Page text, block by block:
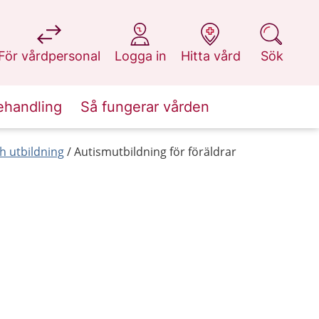
vårdpersonal
på 1177.se
Logga in
på 1177.se
Hitta vård
på 1177.se
Sök
på 1177.se
Så fungerar vården
utbildning Autismutbildning för föräldrar